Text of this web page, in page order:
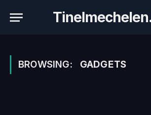
BROWSING: GADGETS